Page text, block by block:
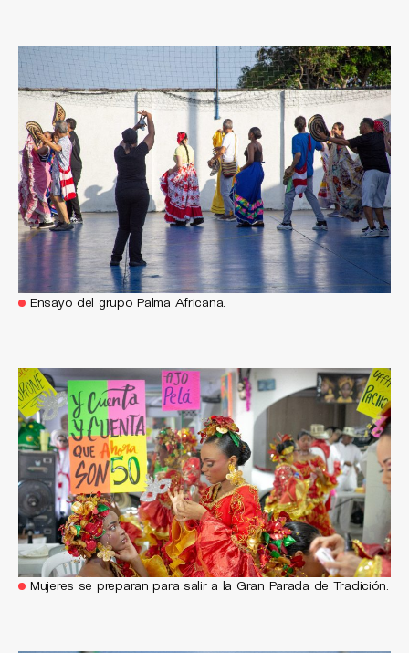
Ensayo del grupo Palma Africana.
Mujeres se preparan para salir a la Gran Parada de Tradición.